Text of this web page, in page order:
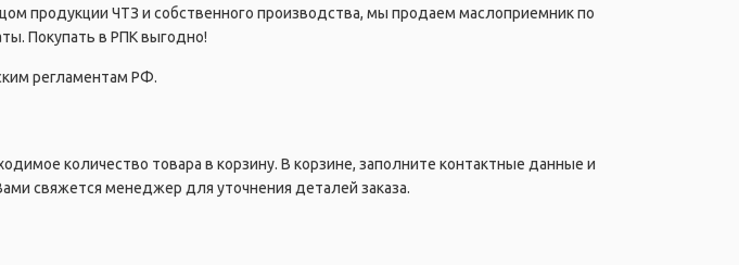
продукции ЧТЗ и собственного производства, мы продаем маслоприемник по
Покупать в РПК выгодно!
регламентам РФ.
количество товара в корзину. В корзине, заполните контактные данные и
свяжется менеджер для уточнения деталей заказа.